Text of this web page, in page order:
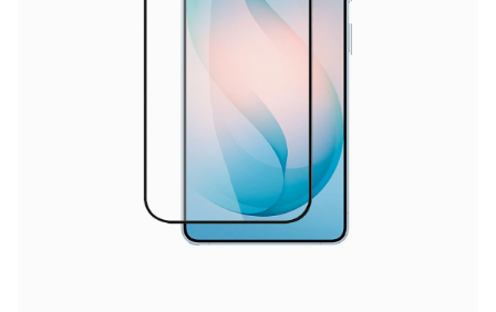
Добавляйте товары
в корзину